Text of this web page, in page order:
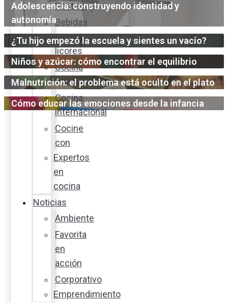
Postres
Bebidas
y
licores
Cocina
ecuatoriana
Cocina
internacional
Cocine
con
Expertos
en
cocina
Noticias
Ambiente
Favorita
en
acción
Corporativo
Emprendimiento
Adolescencia: construyendo identidad y
autonomía
¿Tu hijo empezó la escuela y sientes un vacío?
Niños y azúcar: cómo encontrar el equilibrio
Malnutrición: el problema está oculto en el plato
Cómo educar las emociones desde la infancia